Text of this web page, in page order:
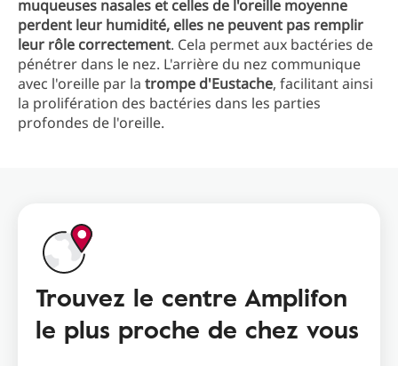
muqueuses nasales et celles de l'oreille moyenne
perdent leur humidité, elles ne peuvent pas remplir
leur rôle correctement. Cela permet aux bactéries de
pénétrer dans le nez. L'arrière du nez communique
avec l'oreille par la trompe d'Eustache, facilitant ainsi
la prolifération des bactéries dans les parties
profondes de l'oreille.
Trouvez le centre Amplifon
le plus proche de chez vous